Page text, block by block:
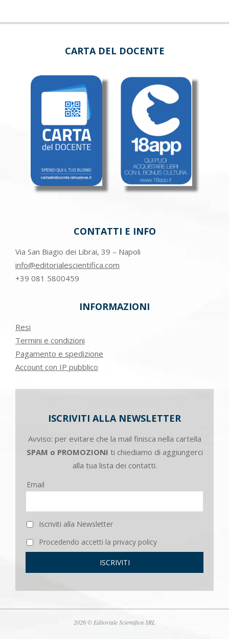
CARTA DEL DOCENTE
CONTATTI E INFO
Via San Biagio dei Librai, 39 – Napoli
info@editorialescientifica.com
+39 081 5800459
INFORMAZIONI
Resi
Termini e condizioni
Pagamento e spedizione
Account con IP pubblico
ISCRIVITI ALLA NEWSLETTER
Avviso: per evitare che la mail finisca nella cartella
SPAM o PROMOZIONI ti chiediamo di aggiungerci
alla tua lista dei contatti.
Email
Iscriviti alla Newsletter
Procedendo accetti la privacy policy
2026 © Editoriale Scientifica SRL